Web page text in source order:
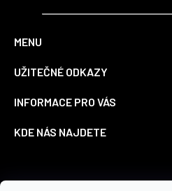
MENU
UŽITEČNÉ ODKAZY
INFORMACE PRO VÁS
KDE NÁS NAJDETE